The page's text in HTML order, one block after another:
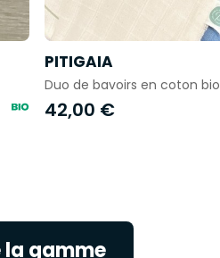
PITIGAIA
Duo de bavoirs en coton bio
42,00 €
gamme